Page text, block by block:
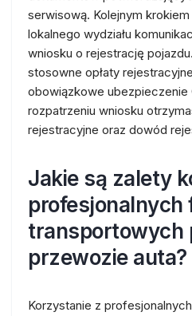
serwisową. Kolejnym
lokalnego wydziału
wniosku o rejestrację
stosowne opłaty
obowiązkowe ubezpieczenie
rozpatrzeniu wniosku
rejestracyjne oraz dowód
Jakie są zalety
profesjonalnych
transportowych
przewozie auta?
Korzystanie z